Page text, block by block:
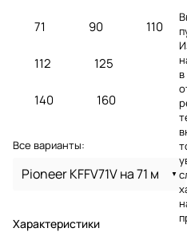
71 90 110
112 125
140 160
Все варианты:
Pioneer KFFV71V на 71 м
Характеристики